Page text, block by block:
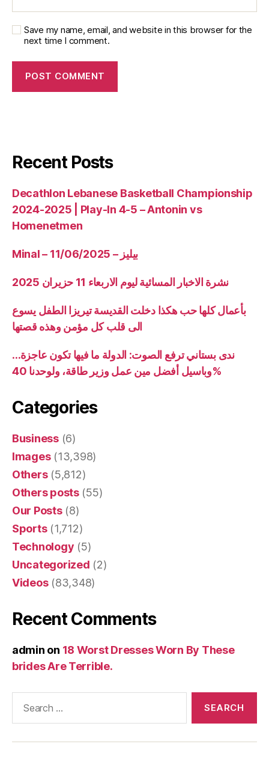
Save my name, email, and website in this browser for the
next time I comment.
Recent Posts
Decathlon Lebanese Basketball Championship
2024-2025 | Play-In 4-5 – Antonin vs
Homenetmen
Minal – 11/06/2025 – بيليز
نشرة الاخبار المسائية ليوم الاربعاء 11 حزيران 2025
بأعمال كلها حب هكذا دخلت القديسة تيريزا الطفل يسوع
الى قلب كل مؤمن وهذه قصتها
ندى بستاني ترفع الصوت: الدولة ما فيها تكون عاجزة…
وباسيل أفضل مين عمل وزير طاقة، ولوحدنا 40%
Categories
Business(6)
Images(13,398)
Others(5,812)
Others posts(55)
Our Posts(8)
Sports(1,712)
Technology (5)
Uncategorized (2)
Videos(83,348)
Recent Comments
admin on 18 Worst Dresses Worn By These
brides Are Terrible.